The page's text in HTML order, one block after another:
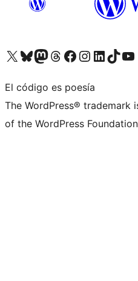
Visita nuestra cuenta de X (anteriormente Twitter)
Visita nuestra cuenta de Bluesky
Visita nuestra cuenta de Mastodon
Visita nuestra cuenta de Threads
Visita nuestra página de Facebook
Visita nuestra cuenta de
Visita nuestra cuenta de
Visita nuestra cuenta
Visita
El código es poesía
The WordPress®
of the WordPress